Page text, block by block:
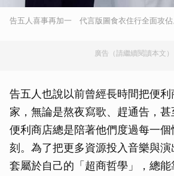
告五人喜事再加一 代言版圖食衣住行全面攻佔
廣告（請繼續閱讀本文）
告五人也說以前曾經長時間把便
家，無論是熬夜寫歌、趕通告，甚
便利商店總是陪著他們度過每一
刻。為了把更多資源投入音樂與
套屬於自己的「超商哲學」，總